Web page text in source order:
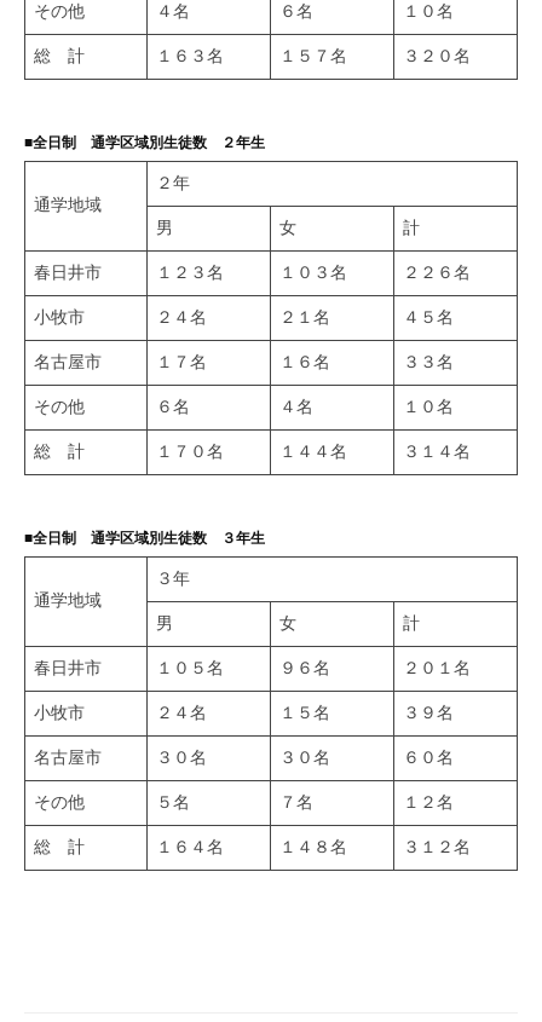
その他 ４名 ６名 １０名
総 計 １６３名 １５７名 ３２０名
■全日制 通学区域別生徒数 ２年生
通学地域
２年
男 女 計
春日井市 １２３名 １０３名 ２２６名
小牧市 ２４名 ２１名 ４５名
名古屋市 １７名 １６名 ３３名
その他 ６名 ４名 １０名
総 計 １７０名 １４４名 ３１４名
■全日制 通学区域別生徒数 ３年生
通学地域
３年
男 女 計
春日井市 １０５名 ９６名 ２０１名
小牧市 ２４名 １５名 ３９名
名古屋市 ３０名 ３０名 ６０名
その他 ５名 ７名 １２名
総 計 １６４名 １４８名 ３１２名